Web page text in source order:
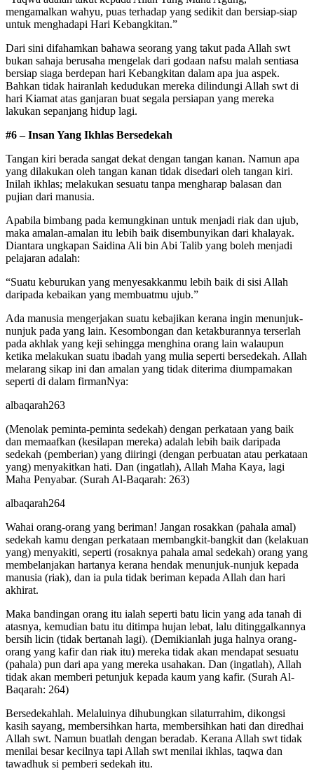
mengamalkan wahyu, puas terhadap yang sedikit dan bersiap-siap
untuk menghadapi Hari Kebangkitan.”
Dari sini difahamkan bahawa seorang yang takut pada Allah swt
bukan sahaja berusaha mengelak dari godaan nafsu malah sentiasa
bersiap siaga berdepan hari Kebangkitan dalam apa jua aspek.
Bahkan tidak hairanlah kedudukan mereka dilindungi Allah swt di
hari Kiamat atas ganjaran buat segala persiapan yang mereka
lakukan sepanjang hidup lagi.
#6 – Insan Yang Ikhlas Bersedekah
Tangan kiri berada sangat dekat dengan tangan kanan. Namun apa
yang dilakukan oleh tangan kanan tidak disedari oleh tangan kiri.
Inilah ikhlas; melakukan sesuatu tanpa mengharap balasan dan
pujian dari manusia.
Apabila bimbang pada kemungkinan untuk menjadi riak dan ujub,
maka amalan-amalan itu lebih baik disembunyikan dari khalayak.
Diantara ungkapan Saidina Ali bin Abi Talib yang boleh menjadi
pelajaran adalah:
“Suatu keburukan yang menyesakkanmu lebih baik di sisi Allah
daripada kebaikan yang membuatmu ujub.”
Ada manusia mengerjakan suatu kebajikan kerana ingin menunjuk-
nunjuk pada yang lain. Kesombongan dan ketakburannya terserlah
pada akhlak yang keji sehingga menghina orang lain walaupun
ketika melakukan suatu ibadah yang mulia seperti bersedekah. Allah
melarang sikap ini dan amalan yang tidak diterima diumpamakan
seperti di dalam firmanNya:
albaqarah263
(Menolak peminta-peminta sedekah) dengan perkataan yang baik
dan memaafkan (kesilapan mereka) adalah lebih baik daripada
sedekah (pemberian) yang diiringi (dengan perbuatan atau perkataan
yang) menyakitkan hati. Dan (ingatlah), Allah Maha Kaya, lagi
Maha Penyabar. (Surah Al-Baqarah: 263)
albaqarah264
Wahai orang-orang yang beriman! Jangan rosakkan (pahala amal)
sedekah kamu dengan perkataan membangkit-bangkit dan (kelakuan
yang) menyakiti, seperti (rosaknya pahala amal sedekah) orang yang
membelanjakan hartanya kerana hendak menunjuk-nunjuk kepada
manusia (riak), dan ia pula tidak beriman kepada Allah dan hari
akhirat.
Maka bandingan orang itu ialah seperti batu licin yang ada tanah di
atasnya, kemudian batu itu ditimpa hujan lebat, lalu ditinggalkannya
bersih licin (tidak bertanah lagi). (Demikianlah juga halnya orang-
orang yang kafir dan riak itu) mereka tidak akan mendapat sesuatu
(pahala) pun dari apa yang mereka usahakan. Dan (ingatlah), Allah
tidak akan memberi petunjuk kepada kaum yang kafir. (Surah Al-
Baqarah: 264)
Bersedekahlah. Melaluinya dihubungkan silaturrahim, dikongsi
kasih sayang, membersihkan harta, membersihkan hati dan diredhai
Allah swt. Namun buatlah dengan beradab. Kerana Allah swt tidak
menilai besar kecilnya tapi Allah swt menilai ikhlas, taqwa dan
tawadhuk si pemberi sedekah itu.